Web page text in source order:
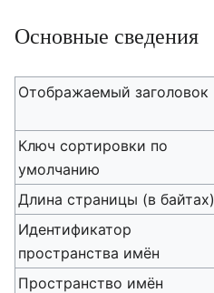
Основные сведения
Отображаемый заголовок
Ключ сортировки по
умолчанию
Длина страницы (в байтах)
Идентификатор
пространства имён
Пространство имён